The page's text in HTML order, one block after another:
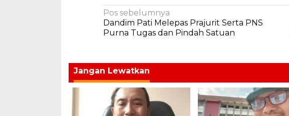
Navigasi
pos
Pos sebelumnya
Dandim Pati Melepas Prajurit Serta PNS
Purna Tugas dan Pindah Satuan
Jangan Lewatkan